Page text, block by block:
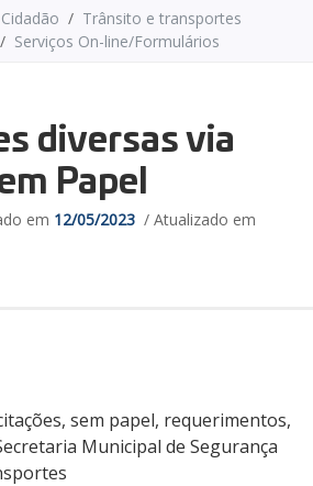
Cidadão
Trânsito e transportes
Serviços On-line/Formulários
diversas via
Papel
em 12/05/2023 / Atualizado em
sem papel, requerimentos,
Municipal de Segurança